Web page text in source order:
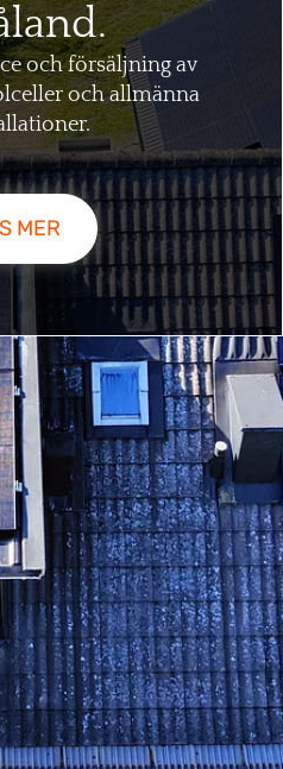
och försäljning av
och allmänna
MER